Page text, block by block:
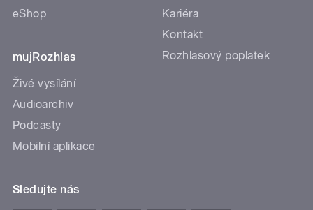
eShop
mujRozhlas
Živé vysílání
Audioarchiv
Podcasty
Mobilní aplikace
Kariéra
Kontakt
Rozhlasový poplatek
Sledujte nás